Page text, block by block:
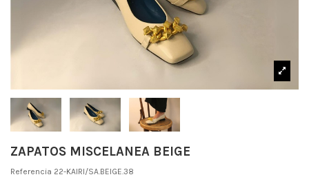
ZAPATOS MISCELANEA BEIGE
Referencia 22-KAIRI/SA.BEIGE.38